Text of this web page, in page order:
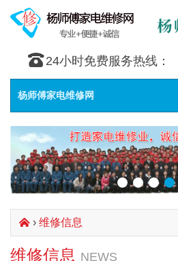
󰇯 24小时免费服务热线：
杨师傅家电维修网
󰄫 › 维修信息
维修信息 NEWS